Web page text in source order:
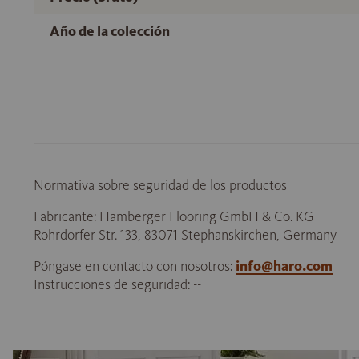
Año de la colección
Normativa sobre seguridad de los productos
Fabricante: Hamberger Flooring GmbH & Co. KG
Rohrdorfer Str. 133, 83071 Stephanskirchen, Germany
Póngase en contacto con nosotros: info@haro.com
Instrucciones de seguridad: --